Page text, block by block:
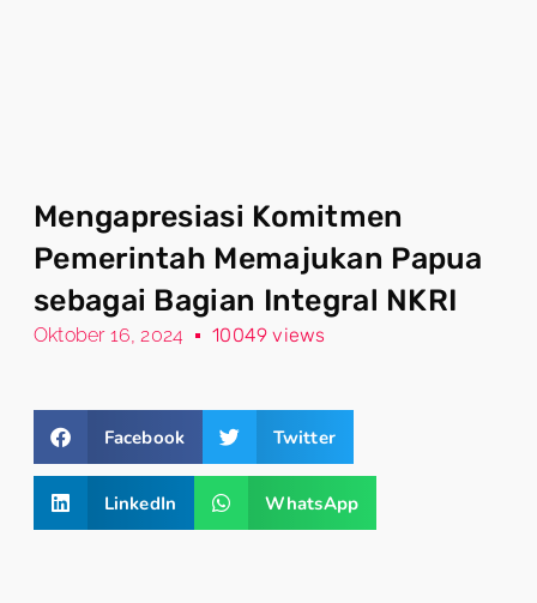
Mengapresiasi Komitmen
Pemerintah Memajukan Papua
sebagai Bagian Integral NKRI
Oktober 16, 2024 10049 views
Facebook Twitter
LinkedIn WhatsApp